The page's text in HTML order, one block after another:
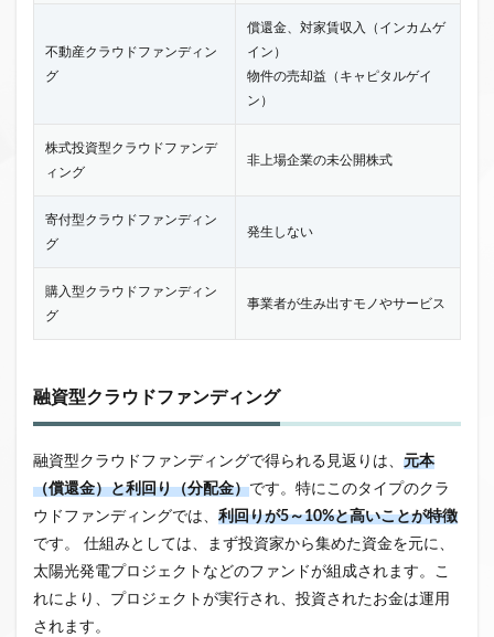
不動産クラウドファンディン
グ
償還金、対家賃収入（インカムゲ
イン）
物件の売却益（キャピタルゲイ
ン）
株式投資型クラウドファンデ
ィング
非上場企業の未公開株式
寄付型クラウドファンディン
グ
発生しない
購入型クラウドファンディン
グ
事業者が生み出すモノやサービス
融資型クラウドファンディング
融資型クラウドファンディングで得られる見返りは、 元本
（償還金）と利回り（分配金）です。特にこのタイプのクラ
ウドファンディングでは、 利回りが5～10%と高いことが特徴
です。
仕組みとしては、まず投資家から集めた資金を元に、
太陽光発電プロジェクト などのファンドが組成されます。こ
れにより、プロジェクトが実行され、投資されたお金は運用
されます。